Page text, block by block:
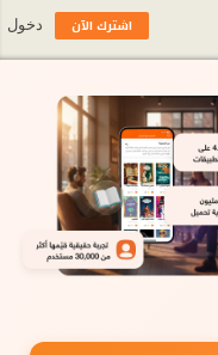
اشترك الآن دخول